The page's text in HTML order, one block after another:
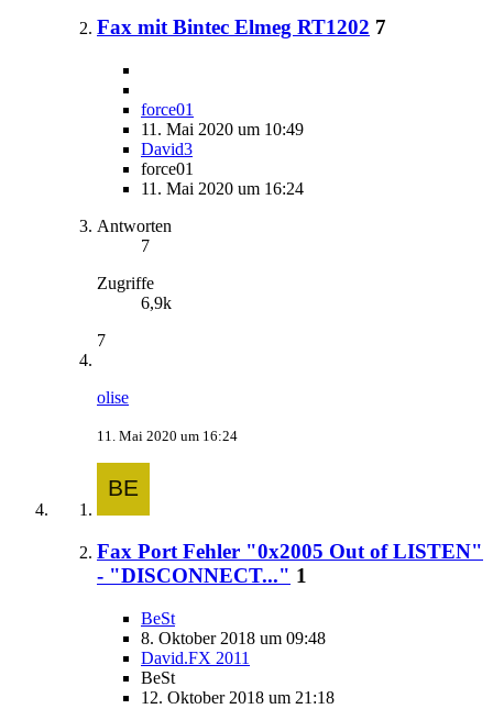
Fax mit Bintec Elmeg RT1202 7
force01
11. Mai 2020 um 10:49
David3
force01
11. Mai 2020 um 16:24
Antworten
7
Zugriffe
6,9k
7
olise
11. Mai 2020 um 16:24
Fax Port Fehler "0x2005 Out of LISTEN"
- "DISCONNECT..." 1
BeSt
8. Oktober 2018 um 09:48
David.FX 2011
BeSt
12. Oktober 2018 um 21:18